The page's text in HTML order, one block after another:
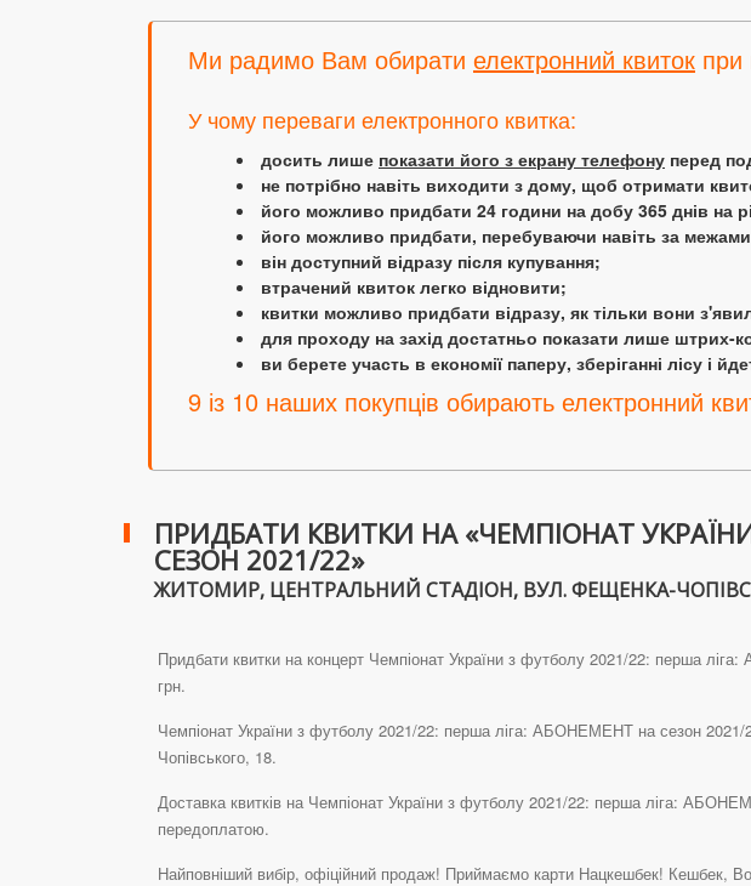
Ми радимо Вам обирати електронний квиток при
У чому переваги електронного квитка:
досить лише показати його з екрану телефону перед
не потрібно навіть виходити з дому, щоб отримати
його можливо придбати 24 години на добу 365 днів на
його можливо придбати, перебуваючи навіть за межами
він доступний відразу після купування;
втрачений квиток легко відновити;
квитки можливо придбати відразу, як тільки вони
для проходу на захід достатньо показати лише штрих-
ви берете участь в економії паперу, зберіганні лісу і
9 із 10 наших покупців обирають електронний
ПРИДБАТИ КВИТКИ НА «ЧЕМПІОНАТ
СЕЗОН 2021/22»
ЖИТОМИР, ЦЕНТРАЛЬНИЙ СТАДІОН, ВУЛ. ФЕЩЕНКА-
Придбати квитки на концерт Чемпіонат України з футболу 2021/22: перша
грн.
Чемпіонат України з футболу 2021/22: перша ліга: АБОНЕМЕНТ на сезон
Чопівського, 18.
Доставка квитків на Чемпіонат України з футболу 2021/22: перша ліга:
передоплатою.
Найповніший вибір, офіційний продаж! Приймаємо карти Нацкешбек! Кешбек,